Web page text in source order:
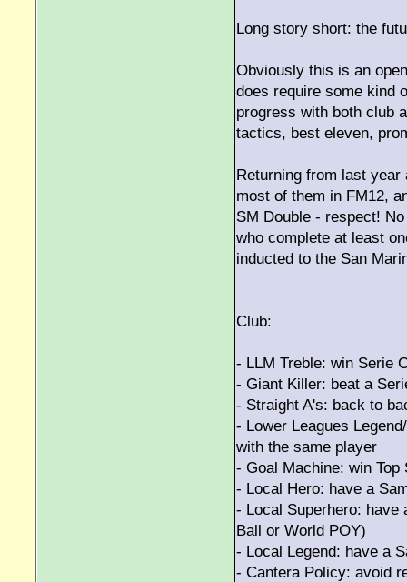
Long story short: the
Obviously this is an
does require some kind
progress with both club
tactics, best eleven,
Returning from last year
most of them in FM12,
SM Double - respect!
who complete at least
inducted to the San
Club:
- LLM Treble: win Serie
- Giant Killer: beat a
- Straight A's: back to
- Lower Leagues
with the same player
- Goal Machine: win
- Local Hero: have a
- Local Superhero: have
Ball or World POY)
- Local Legend: have a
- Cantera Policy: avoid